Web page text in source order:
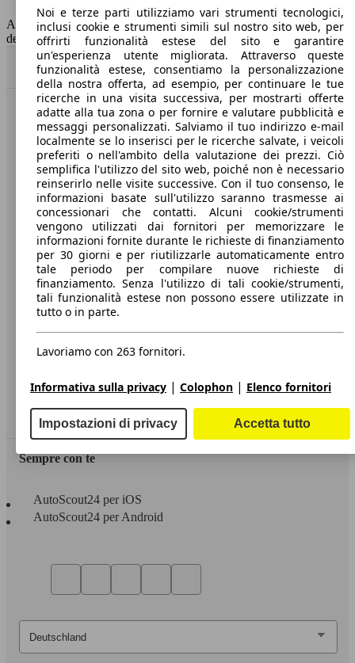
Capacità del serbatoio
52 l
AutoScout24 non si assume alcuna responsabilità per la correttezza
dei dati.
Torna su
Benvenuti su AutoScout24, il mercato auto europeo.
Società
A proposito di AutoScout24
Stampa
Media
Condizioni generali
Informazioni
Privacy
Dichiarazione di Accessibilità
Servizi
Area rivenditori
Sempre con te
AutoScout24 per iOS
AutoScout24 per Android
Noi e terze parti utilizziamo vari strumenti tecnologici,
inclusi cookie e strumenti simili sul nostro sito web, per
offrirti funzionalità estese del sito e garantire
un'esperienza utente migliorata. Attraverso queste
funzionalità estese, consentiamo la personalizzazione
della nostra offerta, ad esempio, per continuare le tue
ricerche in una visita successiva, per mostrarti offerte
adatte alla tua zona o per fornire e valutare pubblicità e
messaggi personalizzati. Salviamo il tuo indirizzo e-mail
localmente se lo inserisci per le ricerche salvate, i veicoli
preferiti o nell'ambito della valutazione dei prezzi. Ciò
semplifica l'utilizzo del sito web, poiché non è necessario
reinserirlo nelle visite successive. Con il tuo consenso, le
informazioni basate sull'utilizzo saranno trasmesse ai
concessionari che contatti. Alcuni cookie/strumenti
vengono utilizzati dai fornitori per memorizzare le
informazioni fornite durante le richieste di finanziamento
per 30 giorni e per riutilizzarle automaticamente entro
tale periodo per compilare nuove richieste di
finanziamento. Senza l'utilizzo di tali cookie/strumenti,
tali funzionalità estese non possono essere utilizzate in
tutto o in parte.
Lavoriamo con 263 fornitori.
Informativa sulla privacy | Colophon | Elenco fornitori
Impostazioni di privacy Accetta tutto